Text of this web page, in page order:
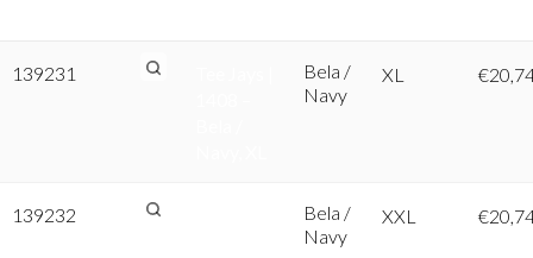
139231
Bela /
Navy
XL €
139232
Bela /
Navy
XXL €